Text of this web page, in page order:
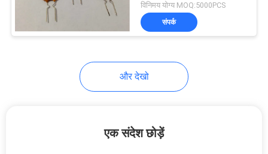
ऊष्मीय फ्यूज
विनिमय योग्य MOQ:5000PCS
संपर्क
और देखो
एक संदेश छोड़ें